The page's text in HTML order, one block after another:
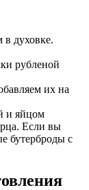
духовке.
рубленой
их на
и яйцом
Если вы
бутерброды с